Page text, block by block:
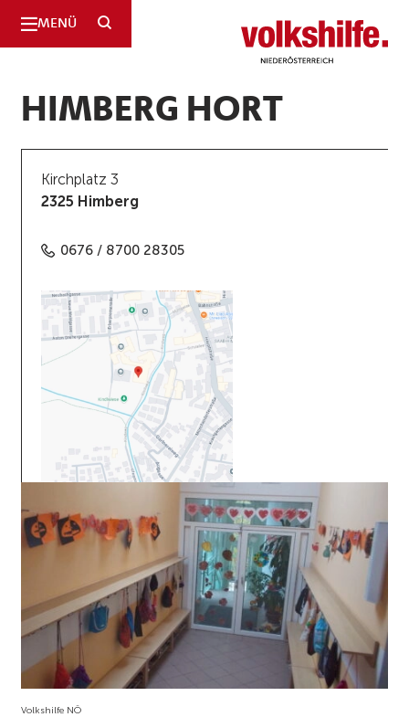
MENÜ SUCHE Niederösterreich
HIMBERG HORT
Kirchplatz 3
2325 Himberg
0676 / 8700 28305
Volkshilfe NÖ